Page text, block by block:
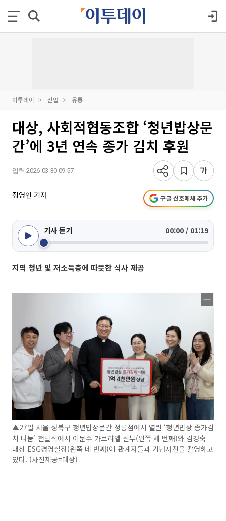
이투데이 산업 유통
대상, 사회적협동조합 ‘청년밥상문
간’에 3년 연속 종가 김치 후원
입력 2026-03-30 09:57
정영인 기자 구글 선호매체 추가
기사 듣기 00:00 / 01:19
지역 청년 및 저소득층에 따뜻한 식사 제공
▲27일 서울 성북구 청년밥상문간 정릉점에서 열린 ‘청년밥상 종가김
치 나눔’ 전달식에서 이문수 가브리엘 신부(왼쪽 세 번째)와 김경숙
대상 ESG경영실장(왼쪽 네 번째)이 관계자들과 기념사진을 촬영하고
있다. (사진제공=대상)